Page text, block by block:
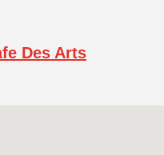
Des Arts